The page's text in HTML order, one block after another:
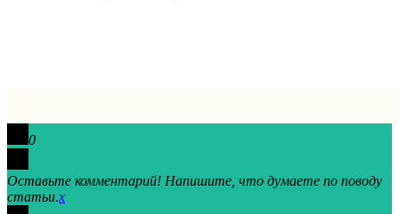
0
Оставьте комментарий! Напишите, что думаете по поводу
статьи.x